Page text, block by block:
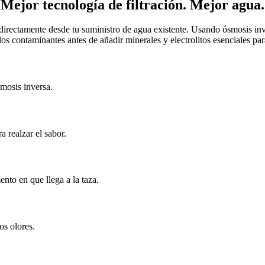
Mejor tecnología de filtración. Mejor agua.
desde tu suministro de agua existente. Usando ósmosis
contaminantes antes de añadir minerales y electrolitos esenciales
inversa.
realzar el sabor.
en que llega a la taza.
olores.